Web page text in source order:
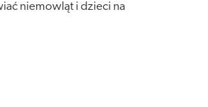
niemowląt i dzieci na